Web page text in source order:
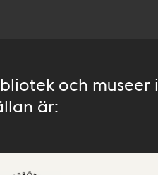
och museer i
är: